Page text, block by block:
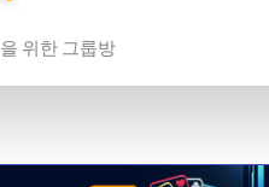
위한 그룹방